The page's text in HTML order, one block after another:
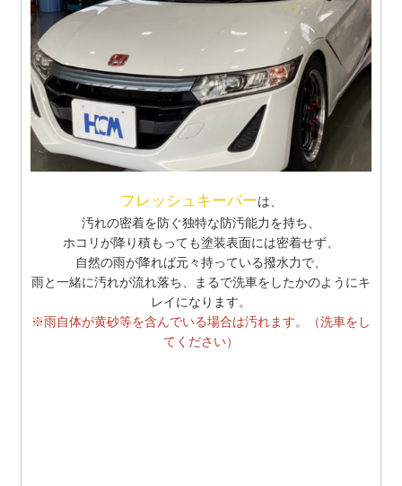
フレッシュキーパーは、
汚れの密着を防ぐ独特な防汚能力を持ち、
ホコリが降り積もっても塗装表面には密着せず、
自然の雨が降れば元々持っている撥水力で、
雨と一緒に汚れが流れ落ち、まるで洗車をしたかのようにキ
レイになります。
※雨自体が黄砂等を含んでいる場合は汚れます。（洗車をし
てください）